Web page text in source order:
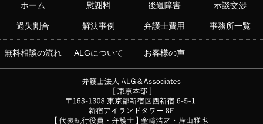
ホーム 慰謝料 後遺障害 示談交渉
過失割合 解決事例 弁護士費用 事務所一覧
無料相談の流れ ALGについて お客様の声